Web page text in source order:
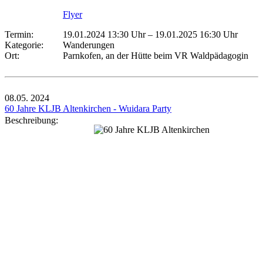
Flyer
Termin:
19.01.2024 13:30 Uhr– 19.01.2025 16:30 Uhr
Kategorie:
Wanderungen
Ort:
Parnkofen, an der Hütte beim VR Waldpädagogin
08.05. 2024
60 Jahre KLJB Altenkirchen - Wuidara Party
Beschreibung: